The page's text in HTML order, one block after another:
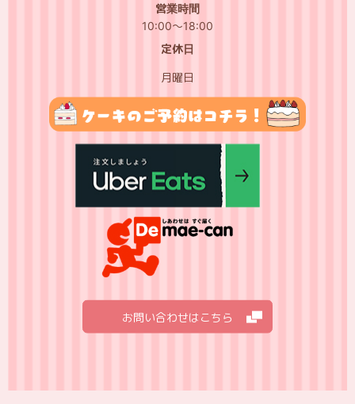
営業時間
10:00～18:00
定休日
月曜日
お問い合わせはこちら